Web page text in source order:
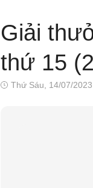
Giải
thứ 15
Thứ Sáu, 14/07/